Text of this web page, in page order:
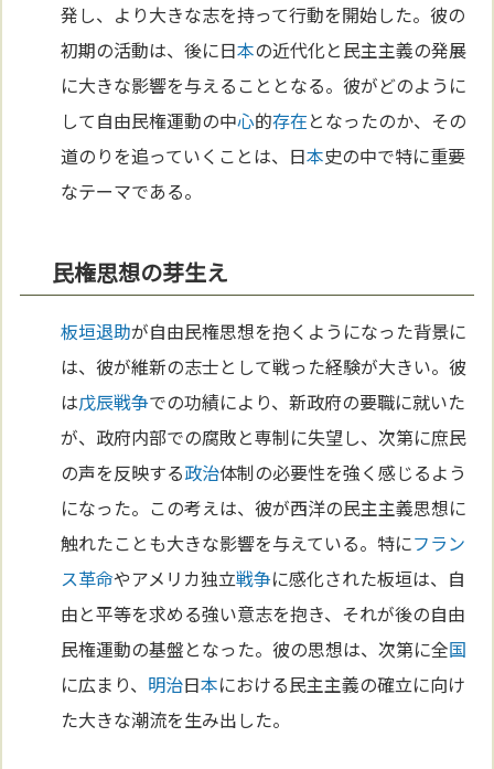
発し、より大きな志を持って行動を開始した。彼の
初期の活動は、後に日本の近代化と民主主義の発展
に大きな影響を与えることとなる。彼がどのように
して自由民権運動の中心的存在となったのか、その
道のりを追っていくことは、日本史の中で特に重要
なテーマである。
民権思想の芽生え
板垣退助が自由民権思想を抱くようになった背景に
は、彼が維新の志士として戦った経験が大きい。彼
は戊辰戦争での功績により、新政府の要職に就いた
が、政府内部での腐敗と専制に失望し、次第に庶民
の声を反映する政治体制の必要性を強く感じるよう
になった。この考えは、彼が西洋の民主主義思想に
触れたことも大きな影響を与えている。特にフラン
ス革命やアメリカ独立戦争に感化された板垣は、自
由と平等を求める強い意志を抱き、それが後の自由
民権運動の基盤となった。彼の思想は、次第に全国
に広まり、 明治日本における民主主義の確立に向け
た大きな潮流を生み出した。